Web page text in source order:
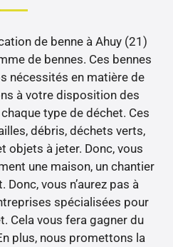
de benne à Ahuy (21)
de bennes. Ces bennes
nécessités en matière de
à votre disposition des
type de déchet. Ces
débris, déchets verts,
objets à jeter. Donc, vous
une maison, un chantier
vous n’aurez pas à
spécialisées pour
Cela vous fera gagner du
plus, nous promettons la